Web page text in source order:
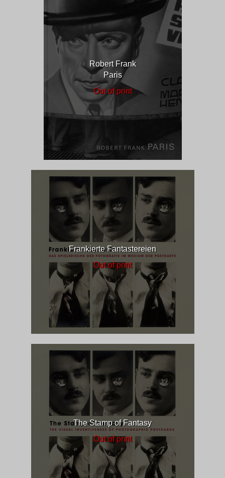
Robert Frank
Paris
Out of print
Frankierte Fantastereien
Out of print
The Stamp of Fantasy
Out of print